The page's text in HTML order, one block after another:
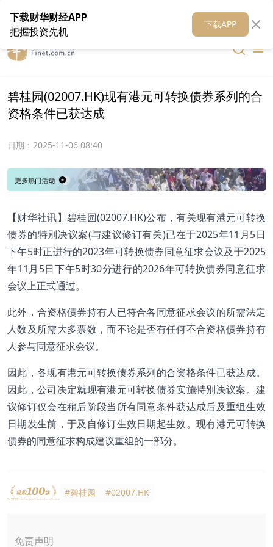
在线客服 关于我们 财华媒体矩阵 财华智库
碧桂园(02007.HK)现有港元可转换债券系列的合
资格条件已获达成
日期： 2025-11-06 08:40
【财华社讯】碧桂园(02007.HK)公布，有关现有港元可转换
债券的特別决议案(与建议修订有关)已在于2025年11月5日
下午5时正进行的2023年可转换债券同意征求会议及于2025
年11月5日下午5时30分进行的2026年可转换债券同意征求
会议上正式通过。
此外，合资格债券持有人已符合各同意征求会议的所需法定
人数及所需大多票数，而不论是否有任何不合资格债券持有
人参与同意征求会议。
因此，各现有港元可转换债券系列的合资格条件已获达成。
因此，公司决定就现有港元可转换债券实施特別决议案。建
议修订仅会在稍后阶段当所有同意条件获达成后及重组生效
日期发生前，于及自修订生效日期起生效。现有港元可转换
债券的同意征求构成建议重组的一部分。
#碧桂园 #02007.HK
免责声明
下载财华财经APP
把握投资先机
下载APP